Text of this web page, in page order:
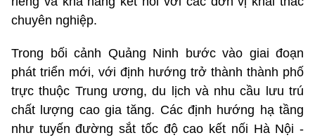
chuyên nghiệp.
Trong bối cảnh Quảng Ninh bước vào giai đoạn
phát triển mới, với định hướng trở thành thành phố
trực thuộc Trung ương, du lịch và nhu cầu lưu trú
chất lượng cao gia tăng. Các định hướng hạ tầng
như tuyến đường sắt tốc độ cao kết nối Hà Nội -